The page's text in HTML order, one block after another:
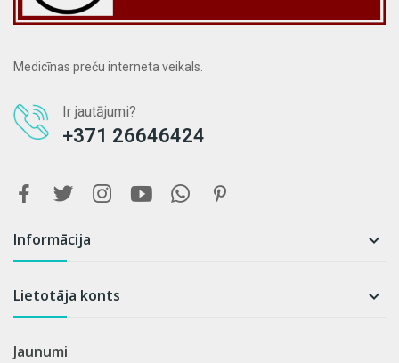
Medicīnas preču interneta veikals.
Ir jautājumi?
+371 26646424
Informācija 
Lietotāja konts 
Jaunumi